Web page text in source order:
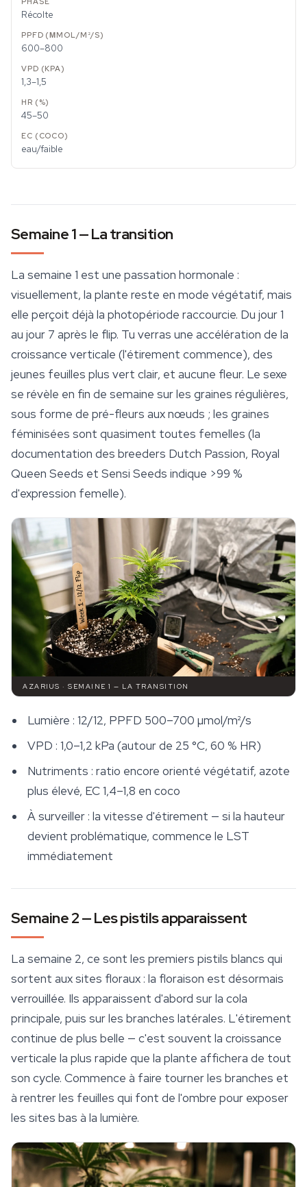
Récolte
600–800
1,3–1,5
45–50
eau/faible
Semaine 1 — La transition
La semaine 1 est une passation hormonale :
visuellement, la plante reste en mode végétatif, mais
elle perçoit déjà la photopériode raccourcie. Du jour 1
au jour 7 après le flip. Tu verras une accélération de la
croissance verticale (l'étirement commence), des
jeunes feuilles plus vert clair, et aucune fleur. Le sexe
se révèle en fin de semaine sur les graines régulières,
sous forme de pré-fleurs aux nœuds ; les graines
féminisées sont quasiment toutes femelles (la
documentation des breeders Dutch Passion, Royal
Queen Seeds et Sensi Seeds indique >99 %
d'expression femelle).
AZARIUS · SEMAINE 1 — LA TRANSITION
Lumière : 12/12, PPFD 500–700 µmol/m²/s
VPD : 1,0–1,2 kPa (autour de 25 °C, 60 % HR)
Nutriments : ratio encore orienté végétatif, azote
plus élevé, EC 1,4–1,8 en coco
À surveiller : la vitesse d'étirement — si la hauteur
devient problématique, commence le LST
immédiatement
Semaine 2 — Les pistils apparaissent
La semaine 2, ce sont les premiers pistils blancs qui
sortent aux sites floraux : la floraison est désormais
verrouillée. Ils apparaissent d'abord sur la cola
principale, puis sur les branches latérales. L'étirement
continue de plus belle — c'est souvent la croissance
verticale la plus rapide que la plante affichera de tout
son cycle. Commence à faire tourner les branches et
à rentrer les feuilles qui font de l'ombre pour exposer
les sites bas à la lumière.